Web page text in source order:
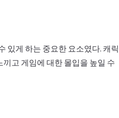
있게 하는 중요한 요소였다. 캐릭
고 게임에 대한 몰입을 높일 수